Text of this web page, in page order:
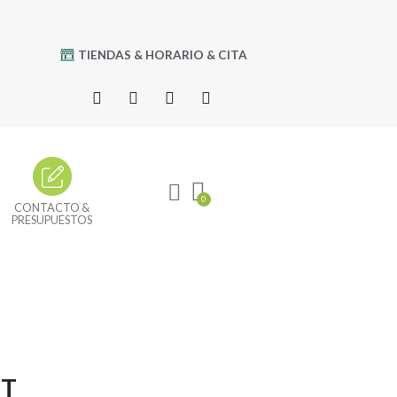
TIENDAS & HORARIO & CITA
CONTACTO &
PRESUPUESTOS